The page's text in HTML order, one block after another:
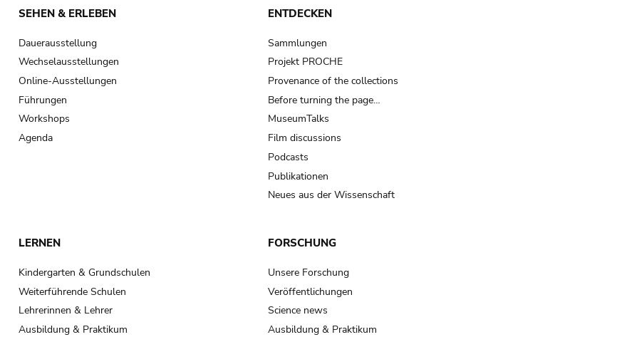
SEHEN & ERLEBEN
Dauerausstellung
Wechselausstellungen
Online-Ausstellungen
Führungen
Workshops
Agenda
ENTDECKEN
Sammlungen
Projekt PROCHE
Provenance of the collections
Before turning the page…
MuseumTalks
Film discussions
Podcasts
Publikationen
Neues aus der Wissenschaft
LERNEN
Kindergarten & Grundschulen
Weiterführende Schulen
Lehrerinnen & Lehrer
Ausbildung & Praktikum
FORSCHUNG
Unsere Forschung
Veröffentlichungen
Science news
Ausbildung & Praktikum